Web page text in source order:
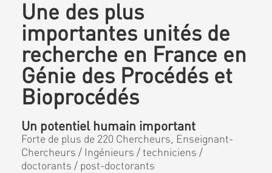
Une des plus
importantes unités de
recherche en France en
Génie des Procédés et
Bioprocédés
Un potentiel humain important
Forte de plus de 220 Chercheurs, Enseignant-
Chercheurs / Ingénieurs / techniciens /
doctorants / post-doctorants